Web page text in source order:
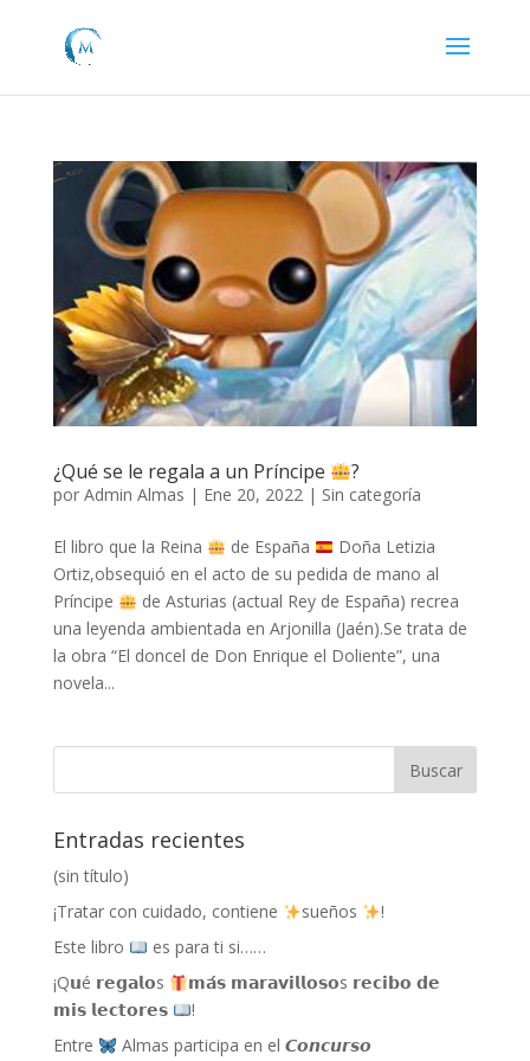
¿Qué se le regala a un Príncipe ?
por Admin Almas | Ene 20, 2022| Sin categoría
El libro que la Reina de España
Doña Letizia
Ortiz,obsequió en el acto de su pedida de mano al
Príncipe
de Asturias (actual Rey de España) recrea
una leyenda ambientada en Arjonilla (Jaén).Se trata de
la obra “El doncel de Don Enrique el Doliente”, una
novela...
Entradas recientes
(sin título)
¡Tratar con cuidado, contiene
sueños
!
Este libro
es para ti si……
¡Q𝘂é 𝗿𝗲𝗴𝗮𝗹𝗼s
𝗺𝗮́𝘀 𝗺𝗮𝗿𝗮𝘃𝗶𝗹𝗹𝗼𝘀𝗼s 𝗿𝗲𝗰𝗶𝗯𝗼 𝗱𝗲
𝗺𝗶𝘀 𝗹𝗲𝗰𝘁𝗼𝗿𝗲𝘀
!
Entre
Almas participa en el 𝘾𝙤𝙣𝙘𝙪𝙧𝙨𝙤